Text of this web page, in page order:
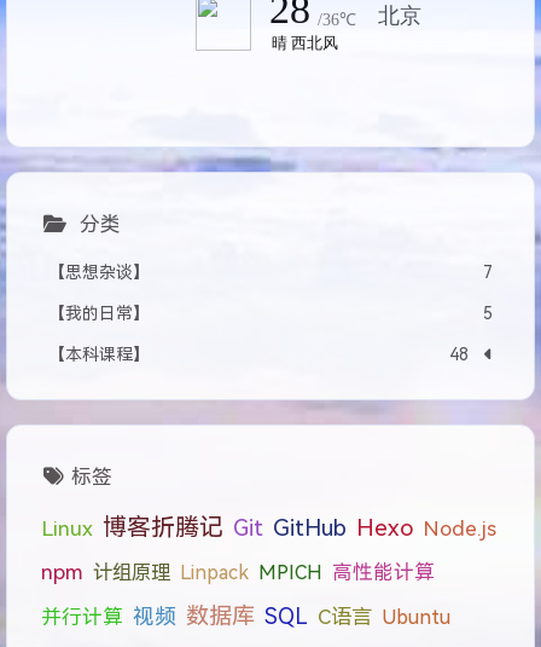
分类
【思想杂谈】 7
【我的日常】 5
【本科课程】 48
标签
Linux 博客折腾记 Git GitHub Hexo Node.js
npm 计组原理 Linpack MPICH 高性能计算
并行计算 视频 数据库 SQL C语言 Ubuntu